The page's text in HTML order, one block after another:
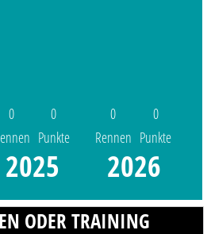
0
0
Punkte
2025
0
Rennen
0
Punkte
2026
ODER TRAINING